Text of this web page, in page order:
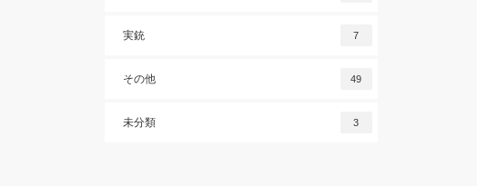
実銃 7
その他 49
未分類 3